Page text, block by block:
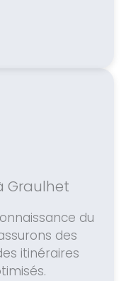
Graulhet
du
des
itinéraires